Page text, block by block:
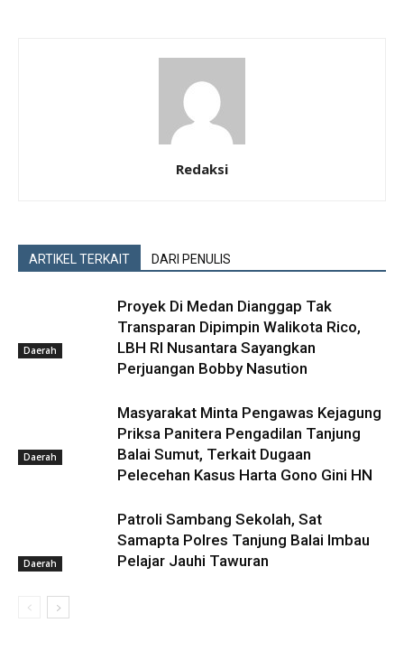
Redaksi
ARTIKEL TERKAIT DARI PENULIS
Daerah
Proyek Di Medan Dianggap Tak
Transparan Dipimpin Walikota Rico,
LBH RI Nusantara Sayangkan
Perjuangan Bobby Nasution
Daerah
Masyarakat Minta Pengawas Kejagung
Priksa Panitera Pengadilan Tanjung
Balai Sumut, Terkait Dugaan
Pelecehan Kasus Harta Gono Gini HN
Daerah
Patroli Sambang Sekolah, Sat
Samapta Polres Tanjung Balai Imbau
Pelajar Jauhi Tawuran